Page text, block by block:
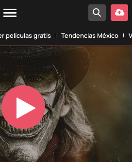
películas gratis Tendencias México
Play